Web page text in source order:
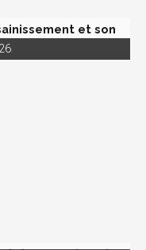
et son